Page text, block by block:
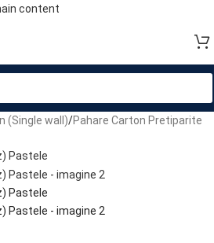
content
(Single wall)/Pahare Carton Pretiparite